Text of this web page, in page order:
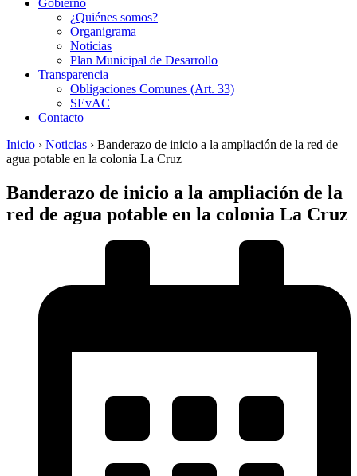
¿Quiénes somos?
Organigrama
Noticias
Plan Municipal de Desarrollo
Transparencia
Obligaciones Comunes (Art. 33)
SEvAC
Contacto
Inicio › Noticias › Banderazo de inicio a la ampliación de la red de
agua potable en la colonia La Cruz
Banderazo de inicio a la ampliación de la
red de agua potable en la colonia La Cruz